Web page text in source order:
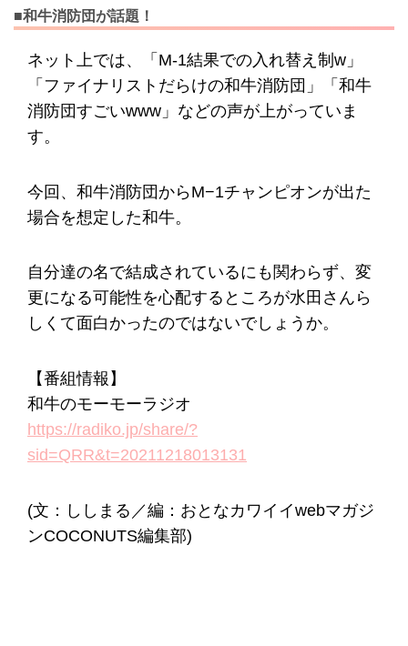
■和牛消防団が話題！
ネット上では、「M-1結果での入れ替え制w」
「ファイナリストだらけの和牛消防団」「和牛
消防団すごいwww」などの声が上がっていま
す。
今回、和牛消防団からM−1チャンピオンが出た
場合を想定した和牛。
自分達の名で結成されているにも関わらず、変
更になる可能性を心配するところが水田さんら
しくて面白かったのではないでしょうか。
【番組情報】
和牛のモーモーラジオ
https://radiko.jp/share/?
sid=QRR&t=20211218013131
(文：ししまる／編：おとなカワイイwebマガジ
ンCOCONUTS編集部)